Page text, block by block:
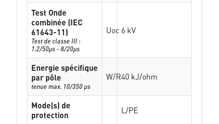
Test Onde
combinée (IEC
61643-11)
Test de classe III :
1.2/50µs - 8/20µs
Uoc 6 kV
Energie spécifique
par pôle
tenue max. 10/350 µs
W/R40 kJ/ohm
Mode(s) de
protection
L/PE